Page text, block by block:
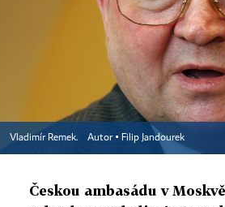
Vladimír Remek. Autor ▪ Filip Jandourek
Českou ambasádu v